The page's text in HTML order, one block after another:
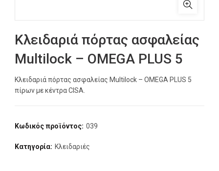
Κλειδαριά πόρτας ασφαλείας
Multilock – OMEGA PLUS 5
Κλειδαριά πόρτας ασφαλείας Multilock – OMEGA PLUS 5
πίρων με κέντρα CISA.
Κωδικός προϊόντος: 039
Κατηγορία: Κλειδαριές